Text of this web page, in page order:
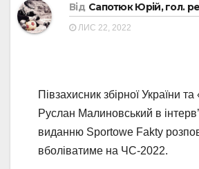
Від Сапотюк Юрій, гол.
ЛИС 22, 2022
Півзахисник збірної України
Руслан Малиновський в
виданню Sportowe Fakty
вболіватиме на ЧС-2022.